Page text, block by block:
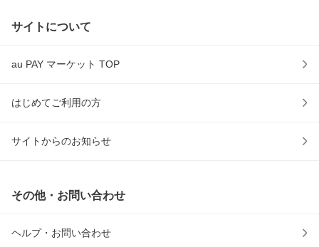
サイトについて
au PAY マーケット TOP
はじめてご利用の方
サイトからのお知らせ
その他・お問い合わせ
ヘルプ・お問い合わせ